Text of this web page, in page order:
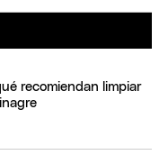
recomiendan limpiar